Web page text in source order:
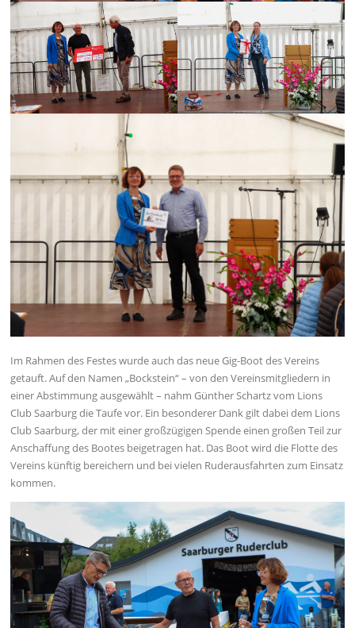
Im Rahmen des Festes wurde auch das neue Gig-Boot des Vereins
getauft. Auf den Namen „Bockstein“ – von den Vereinsmitgliedern in
einer Abstimmung ausgewählt – nahm Günther Schartz vom Lions
Club Saarburg die Taufe vor. Ein besonderer Dank gilt dabei dem Lions
Club Saarburg, der mit einer großzügigen Spende einen großen Teil zur
Anschaffung des Bootes beigetragen hat. Das Boot wird die Flotte des
Vereins künftig bereichern und bei vielen Ruderausfahrten zum Einsatz
kommen.